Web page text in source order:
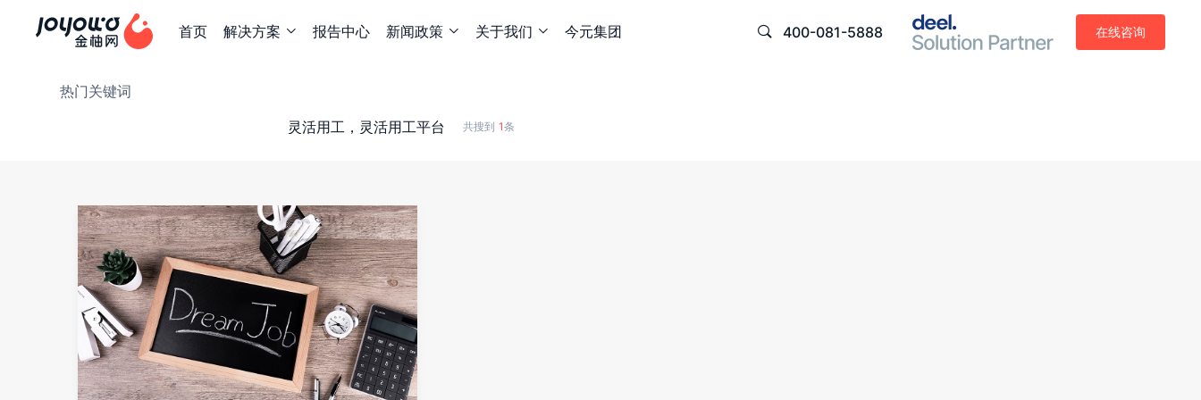
首页 解决方案  报告中心 新闻政策  关于我们  今元集团  400-081-5888 在线咨询
热门关键词
灵活用工，灵活用工平台
共搜到 1条